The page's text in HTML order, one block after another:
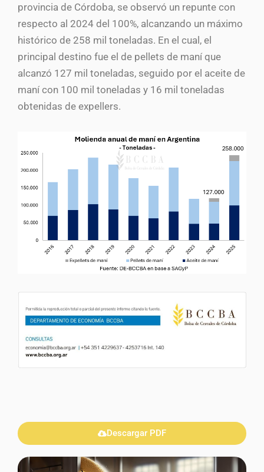
provincia de Córdoba, se observó un repunte con
respecto al 2024 del 100%, alcanzando un máximo
histórico de 258 mil toneladas. En el cual, el
principal destino fue el de pellets de maní que
alcanzó 127 mil toneladas, seguido por el aceite de
maní con 100 mil toneladas y 16 mil toneladas
obtenidas de expellers.
Descargar PDF